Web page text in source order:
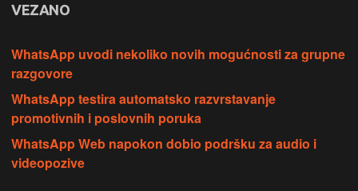
VEZANO
WhatsApp uvodi nekoliko novih mogućnosti za grupne
razgovore
WhatsApp testira automatsko razvrstavanje
promotivnih i poslovnih poruka
WhatsApp Web napokon dobio podršku za audio i
videopozive